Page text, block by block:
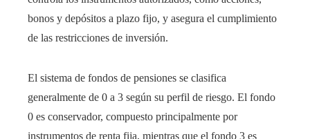
bonos y depósitos a plazo fijo, y asegura el cumplimiento
de las restricciones de inversión.
El sistema de fondos de pensiones se clasifica
generalmente de 0 a 3 según su perfil de riesgo. El fondo
0 es conservador, compuesto principalmente por
instrumentos de renta fija, mientras que el fondo 3 es